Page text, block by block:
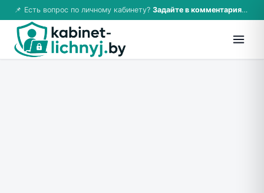
📌 Есть вопрос по личному кабинету? Задайте в комментариях — ответим!